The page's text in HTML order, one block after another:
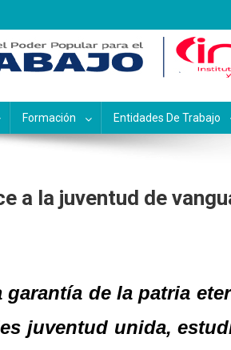
de Capacitación y
Formación Entidades De Trabajo
a la juventud de
de la patria
juventud unida,